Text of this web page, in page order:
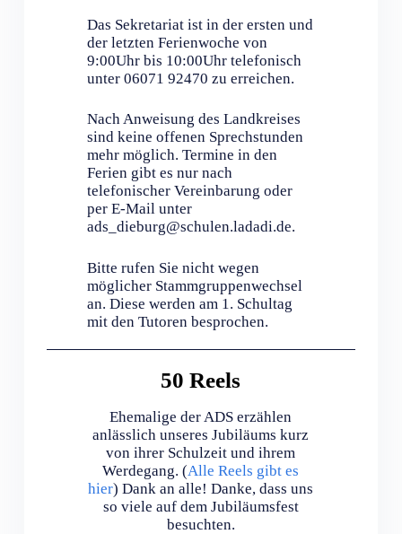
Das Sekretariat ist in der ersten und
der letzten Ferienwoche von
9:00Uhr bis 10:00Uhr telefonisch
unter 06071 92470 zu erreichen.
Nach Anweisung des Landkreises
sind keine offenen Sprechstunden
mehr möglich. Termine in den
Ferien gibt es nur nach
telefonischer Vereinbarung oder
per E-Mail unter
ads_dieburg@schulen.ladadi.de.
Bitte rufen Sie nicht wegen
möglicher Stammgruppenwechsel
an. Diese werden am 1. Schultag
mit den Tutoren besprochen.
50 Reels
Ehemalige der ADS erzählen
anlässlich unseres Jubiläums kurz
von ihrer Schulzeit und ihrem
Werdegang. (Alle Reels gibt es
hier) Dank an alle! Danke, dass uns
so viele auf dem Jubiläumsfest
besuchten.